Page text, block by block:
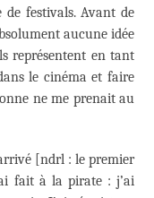
de festivals. Avant de
aucune idée
représentent en tant
le cinéma et faire
ne me prenait au
[ndrl : le premier
fait à la pirate : j’ai